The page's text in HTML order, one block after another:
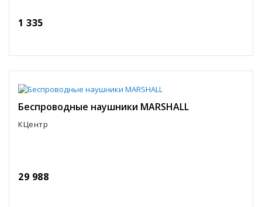
1 335
Беспроводные наушники MARSHALL
КЦентр
29 988